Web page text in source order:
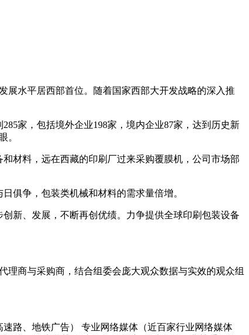
展水平居西部首位。随着国家西部大开发战略的深入推
家，包括境外企业198家，境内企业87家，达到历史新
。
材料，远在西藏的印刷厂过来采购覆膜机，公司市场部
俱争，包装类机械和材料的需求量倍增。
新、发展，不断再创优绩。力争提供全球印刷包装设备
理商与采购商，结合组委会庞大观众数据与实效的观众组
路、地铁广告） 专业网络媒体（近百家行业网络媒体